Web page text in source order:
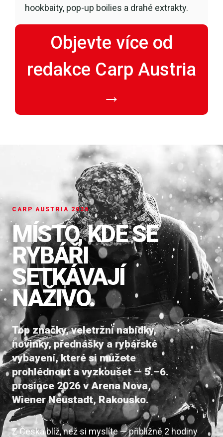
hookbaity, pop-up boilies a drahé extrakty.
Objevte více od
redakce Carp Austria
→
CARP AUSTRIA 2026
MÍSTO, KDE SE
RYBÁŘI
SETKÁVAJÍ
NAŽIVO.
Top značky, veletržní nabídky,
novinky, přednášky a rybářské
vybavení, které si můžete
prohlédnout a vyzkoušet — 5.–6.
prosince 2026 v Arena Nova,
Wiener Neustadt, Rakousko.
Z Česka blíž, než si myslíte — přibližně 2 hodiny